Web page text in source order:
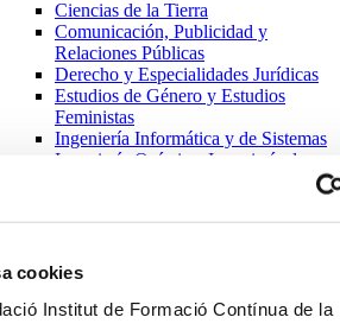
cookies
Institut de Formació Contínua de la
Ciencias de la Tierra
Comunicación, Publicidad y
Relaciones Públicas
Derecho y Especialidades Jurídicas
Estudios de Género y Estudios
Feministas
Ingeniería Informática y de Sistemas
Ingeniería Química, Ingeniería de
Ingeniería de la Organización
Ingeniería de la Telecomunicación
Educación y Cultura